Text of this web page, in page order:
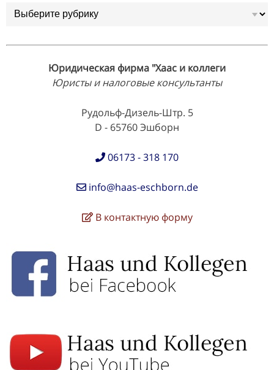
Рубрики
Юридическая фирма "Хаас и коллеги
Юристы и налоговые консультанты
Рудольф-Дизель-Штр. 5
D - 65760 Эшборн
06173 - 318 170
info@haas-eschborn.de
В контактную форму